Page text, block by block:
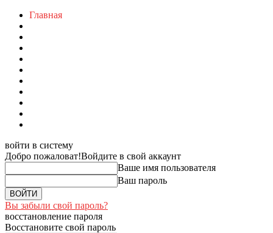
Главная
войти в систему
Добро пожаловат!Войдите в свой аккаунт
Ваше имя пользователя
Ваш пароль
Вы забыли свой пароль?
восстановление пароля
Восстановите свой пароль